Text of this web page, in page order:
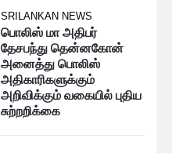
SRILANKAN NEWS
பொலிஸ் மா அதிபர்
தேசபந்து தென்னகோன்
அனைத்து பொலிஸ்
அதிகாரிகளுக்கும்
அறிவிக்கும் வகையில் புதிய
சுற்றறிக்கை